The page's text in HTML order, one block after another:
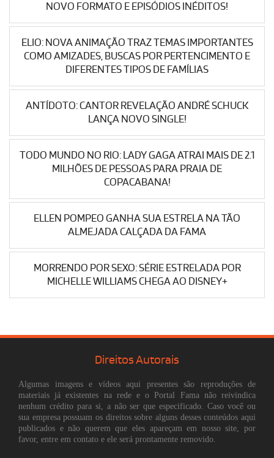
NOVO FORMATO E EPISÓDIOS INÉDITOS!
ELIO: NOVA ANIMAÇÃO TRAZ TEMAS IMPORTANTES
COMO AMIZADES, BUSCAS POR PERTENCIMENTO E
DIFERENTES TIPOS DE FAMÍLIAS
ANTÍDOTO: CANTOR REVELAÇÃO ANDRÉ SCHUCK
LANÇA NOVO SINGLE!
TODO MUNDO NO RIO: LADY GAGA ATRAI MAIS DE 2.1
MILHÕES DE PESSOAS PARA PRAIA DE
COPACABANA!
ELLEN POMPEO GANHA SUA ESTRELA NA TÃO
ALMEJADA CALÇADA DA FAMA
MORRENDO POR SEXO: SÉRIE ESTRELADA POR
MICHELLE WILLIAMS CHEGA AO DISNEY+
Direitos Autorais
Algumas imagens e vídeos aqui presentes são reproduções de
materiais já existentes na rede e o Portal Fama não reivindica
nenhum crédito para si, a não ser que especificado. Caso você ou
sua empresa possuam os direitos sobre alguns desses conteúdos aqui
publicados e não querem que eles apareçam em nosso site, por
favor, entre em contato e ele será prontamente removido.